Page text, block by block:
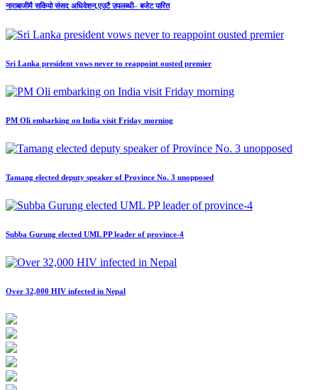
नाराबाजीमै सकियो संसद अधिवेशन,एउटै उपलब्धी– बजेट पारित
Sri Lanka president vows never to reappoint ousted premier
PM Oli embarking on India visit Friday morning
Tamang elected deputy speaker of Province No. 3 unopposed
Subba Gurung elected UML PP leader of province-4
Over 32,000 HIV infected in Nepal